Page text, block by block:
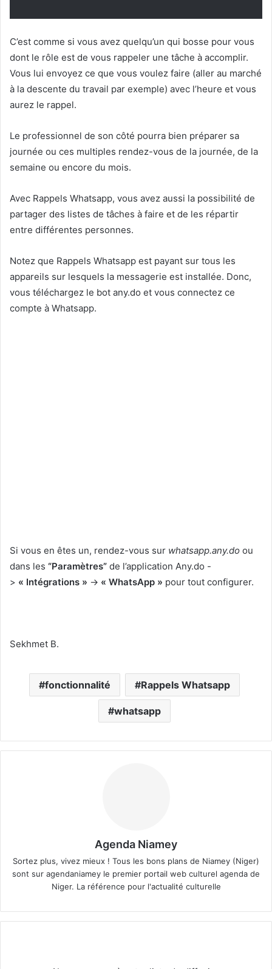
C’est comme si vous avez quelqu’un qui bosse pour vous
dont le rôle est de vous rappeler une tâche à accomplir.
Vous lui envoyez ce que vous voulez faire (aller au marché
à la descente du travail par exemple) avec l’heure et vous
aurez le rappel.
Le professionnel de son côté pourra bien préparer sa
journée ou ces multiples rendez-vous de la journée, de la
semaine ou encore du mois.
Avec Rappels Whatsapp, vous avez aussi la possibilité de
partager des listes de tâches à faire et de les répartir
entre différentes personnes.
Notez que Rappels Whatsapp est payant sur tous les
appareils sur lesquels la messagerie est installée. Donc,
vous téléchargez le bot any.do et vous connectez ce
compte à Whatsapp.
Si vous en êtes un, rendez-vous sur whatsapp.any.do ou
dans les “Paramètres” de l’application Any.do -
> « Intégrations » -> « WhatsApp » pour tout configurer.
Sekhmet B.
fonctionnalité Rappels Whatsapp
whatsapp
Agenda Niamey
Sortez plus, vivez mieux ! Tous les bons plans de Niamey (Niger)
sont sur agendaniamey le premier portail web culturel agenda de
Niger. La référence pour l'actualité culturelle